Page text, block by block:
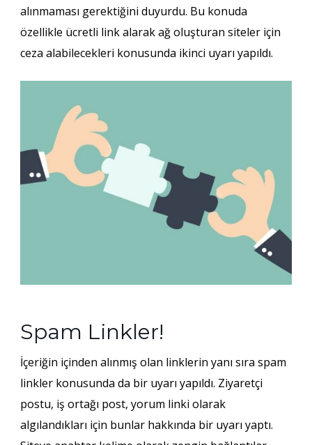
alınmaması gerektiğini duyurdu. Bu konuda
özellikle ücretli link alarak ağ oluşturan siteler için
ceza alabilecekleri konusunda ikinci uyarı yapıldı.
Spam Linkler!
İçeriğin içinden alınmış olan linklerin yanı sıra spam
linkler konusunda da bir uyarı yapıldı. Ziyaretçi
postu, iş ortağı post, yorum linki olarak
algılandıkları için bunlar hakkında bir uyarı yaptı.